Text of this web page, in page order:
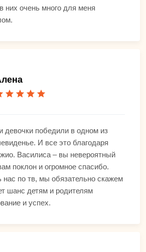
них очень много для меня
девочки победили в одном из
И все это благодаря
Василиса – вы невероятный
поклон и огромное спасибо.
нас по тв, мы обязательно скажем
шанс детям и родителям
и успех.